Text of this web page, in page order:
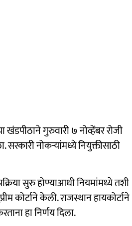
खंडपीठाने गुरुवारी ७ नोव्हेंबर रोजी
सरकारी नोकऱ्यांमध्ये नियुक्तीसाठी
सुरु होण्याआधी नियमांमध्ये तशी
कोर्टाने केली. राजस्थान हायकोर्टाने
हा निर्णय दिला.